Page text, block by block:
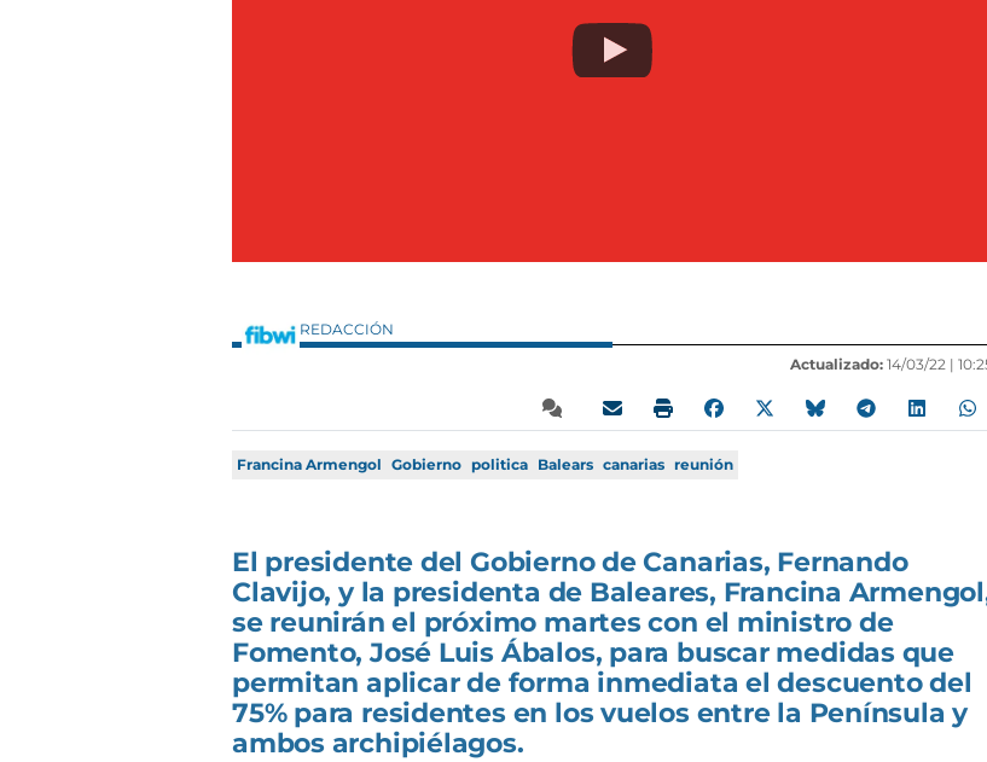
REDACCIÓN
Actualizado: 14/03/22 |
Francina Armengol Gobierno politica Balears canarias reunión
El presidente del Gobierno de Canarias, Fernando
Clavijo, y la presidenta de Baleares, Francina
se reunirán el próximo martes con el ministro de
Fomento, José Luis Ábalos, para buscar medidas que
permitan aplicar de forma inmediata el descuento del
75% para residentes en los vuelos entre la Península y
ambos archipiélagos.